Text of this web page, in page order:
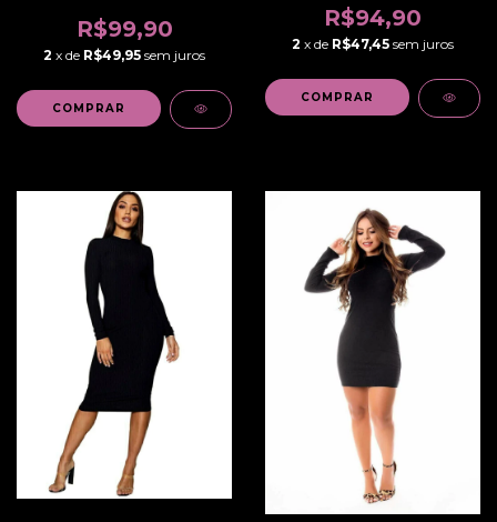
R$99,90
2 x de R$49,95 sem juros
COMPRAR
R$94,90
2 x de R$47,45 sem juros
COMPRAR